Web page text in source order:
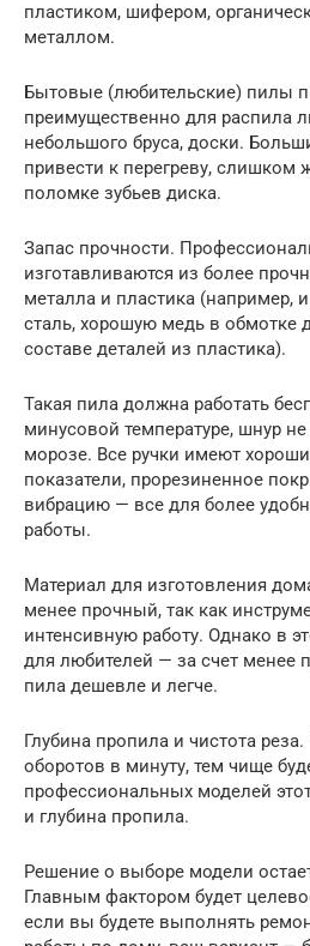
пластиком, шифером,
металлом.
Бытовые (любительские) пилы
преимущественно для распила
небольшого бруса, доски.
привести к перегреву, слишком
поломке зубьев диска.
Запас прочности.
изготавливаются из более
металла и пластика (например,
сталь, хорошую медь в обмотке
составе деталей из пластика).
Такая пила должна работать
минусовой температуре, шнур
морозе. Все ручки имеют
показатели, прорезиненное
вибрацию — все для более
работы.
Материал для изготовления
менее прочный, так как
интенсивную работу. Однако в
для любителей — за счет менее
пила дешевле и легче.
Глубина пропила и чистота
оборотов в минуту, тем чище
профессиональных моделей
и глубина пропила.
Решение о выборе модели
Главным фактором будет
если вы будете выполнять